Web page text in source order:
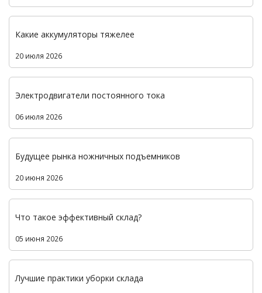
Какие аккумуляторы тяжелее
20 июля 2026
Электродвигатели постоянного тока
06 июля 2026
Будущее рынка ножничных подъемников
20 июня 2026
Что такое эффективный склад?
05 июня 2026
Лучшие практики уборки склада